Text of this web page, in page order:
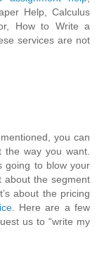
Help, Calculus
How to Write a
services are not
you can
the way you want.
going to blow your
about the segment
about the pricing
. Here are a few
us to “write my